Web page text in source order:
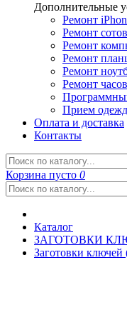
Дополнительные
Ремонт
Ремонт
Ремонт
Ремонт
Ремонт
Ремонт часов
Прием
Оплата и доставка
Контакты
Корзина пусто 0
Каталог
ЗАГОТОВКИ
Заготовки